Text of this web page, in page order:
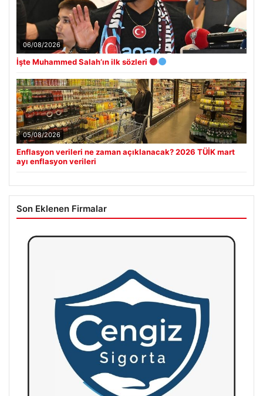
06/08/2026
İşte Muhammed Salah’ın ilk sözleri
05/08/2026
Enflasyon verileri ne zaman açıklanacak? 2026 TÜİK mart
ayı enflasyon verileri
Son Eklenen Firmalar